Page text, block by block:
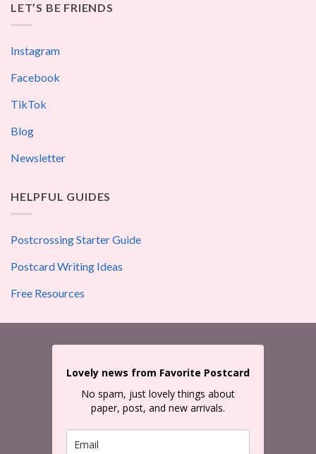
LET’S BE FRIENDS
Instagram
Facebook
TikTok
Blog
Newsletter
HELPFUL GUIDES
Postcrossing Starter Guide
Postcard Writing Ideas
Free Resources
Lovely news from Favorite Postcard
No spam, just lovely things about
paper, post, and new arrivals.